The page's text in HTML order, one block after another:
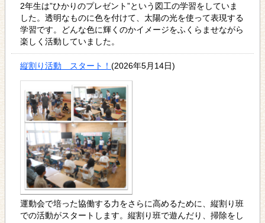
2年生は”ひかりのプレゼント”という図工の学習をしていま
した。透明なものに色を付けて、太陽の光を使って表現する
学習です。どんな色に輝くのかイメージをふくらませながら
楽しく活動していました。
縦割り活動 スタート！ (2026年5月14日)
運動会で培った協働する力をさらに高めるために、縦割り班
での活動がスタートします。縦割り班で遊んだり、掃除をし